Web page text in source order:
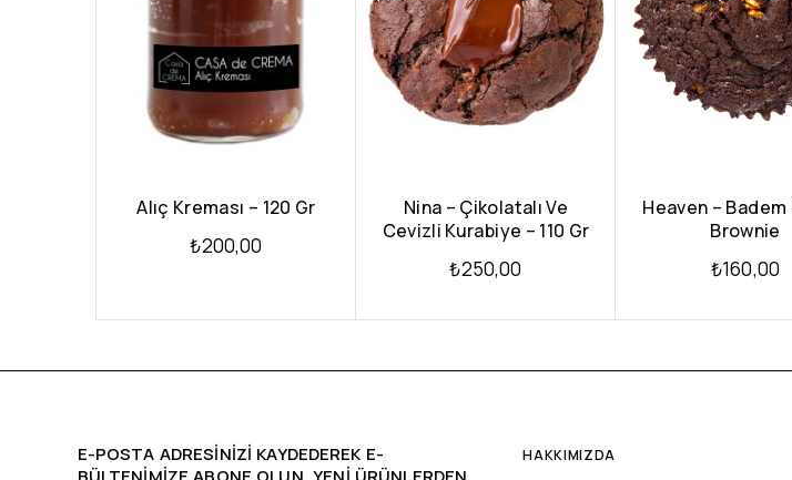
Alıç Kreması – 120 Gr
₺200,00
Nina – Çikolatalı Ve
Cevizli Kurabiye – 110 Gr
₺250,00
Heaven – Badem
Brownie
₺160,00
E-POSTA ADRESINIZI KAYDEDEREK E-
HAKKIMIZDA